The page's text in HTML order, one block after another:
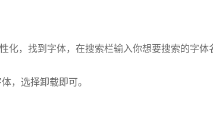
化，找到字体，在搜索栏输入你想要搜索的字体
，选择卸载即可。